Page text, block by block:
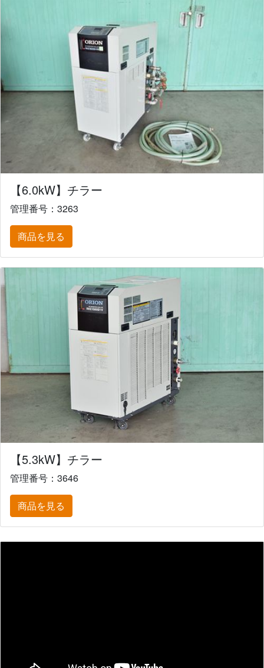
【6.0kW】チラー
管理番号：3263
商品を見る
【5.3kW】チラー
管理番号：3646
商品を見る